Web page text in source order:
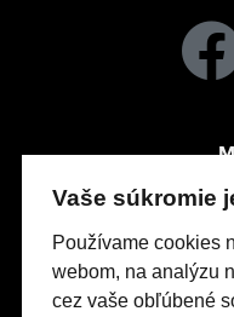
Vaše súkromie
Používame cookies
webom, na analýzu
cez vaše obľúbené